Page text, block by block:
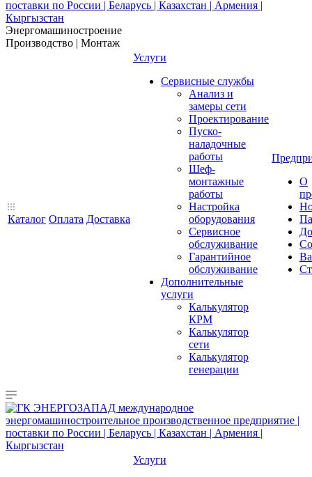
Энергомашиностроение
Производство | Монтаж
Каталог Оплата Доставка
Услуги
Сервисные службы
Анализ и
замеры сети
Проектирование
Пуско-
наладочные
работы
Шеф-
монтажные
работы
Настройка
оборудования
Сервисное
обслуживание
Гарантийное
обслуживание
Дополнительные
услуги
Калькулятор
КРМ
Калькулятор
сети
Калькулятор
генерации
О
Услуги